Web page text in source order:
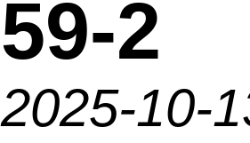
59-2
2025-10-